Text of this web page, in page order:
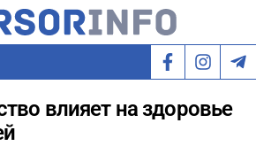
влияет на здоровье